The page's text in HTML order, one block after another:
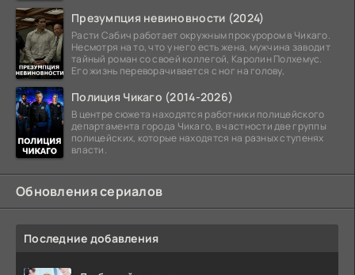
Презумпция невиновности (2024)
Расти Сабич работает окружным прокурором в Чикаго.
Несмотря на то, что у него есть жена, мужчина заводит
тайный роман со своей коллегой, Каролин Полхемус.
Его жизнь переворачивается с ног на голову,
Полиция Чикаго (2014-2026)
В центре сюжета находятся работники полицейского
департамента города Чикаго, в частности две группы
полицейских, которые находятся на разных ступенях
власти.
Обновления сериалов
Последние добавления